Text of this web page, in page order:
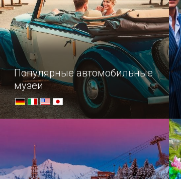
Популярные автомобильные
музеи
авто от выдающихся
производителей, увидеть своими
глазами уникальные модели и